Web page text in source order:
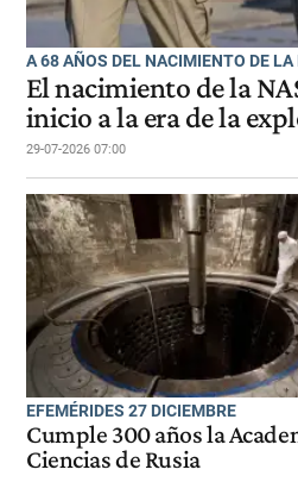
A 68 AÑOS DEL NACIMIENTO DE LA
El nacimiento de la
inicio a la era de la
29-07-2026 07:00
EFEMÉRIDES 27 DICIEMBRE
Cumple 300 años la
Ciencias de Rusia